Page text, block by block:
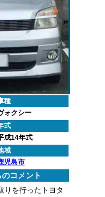
種
ォクシー
式
成14年式
域
児島市
コメント
りを行ったトヨタ